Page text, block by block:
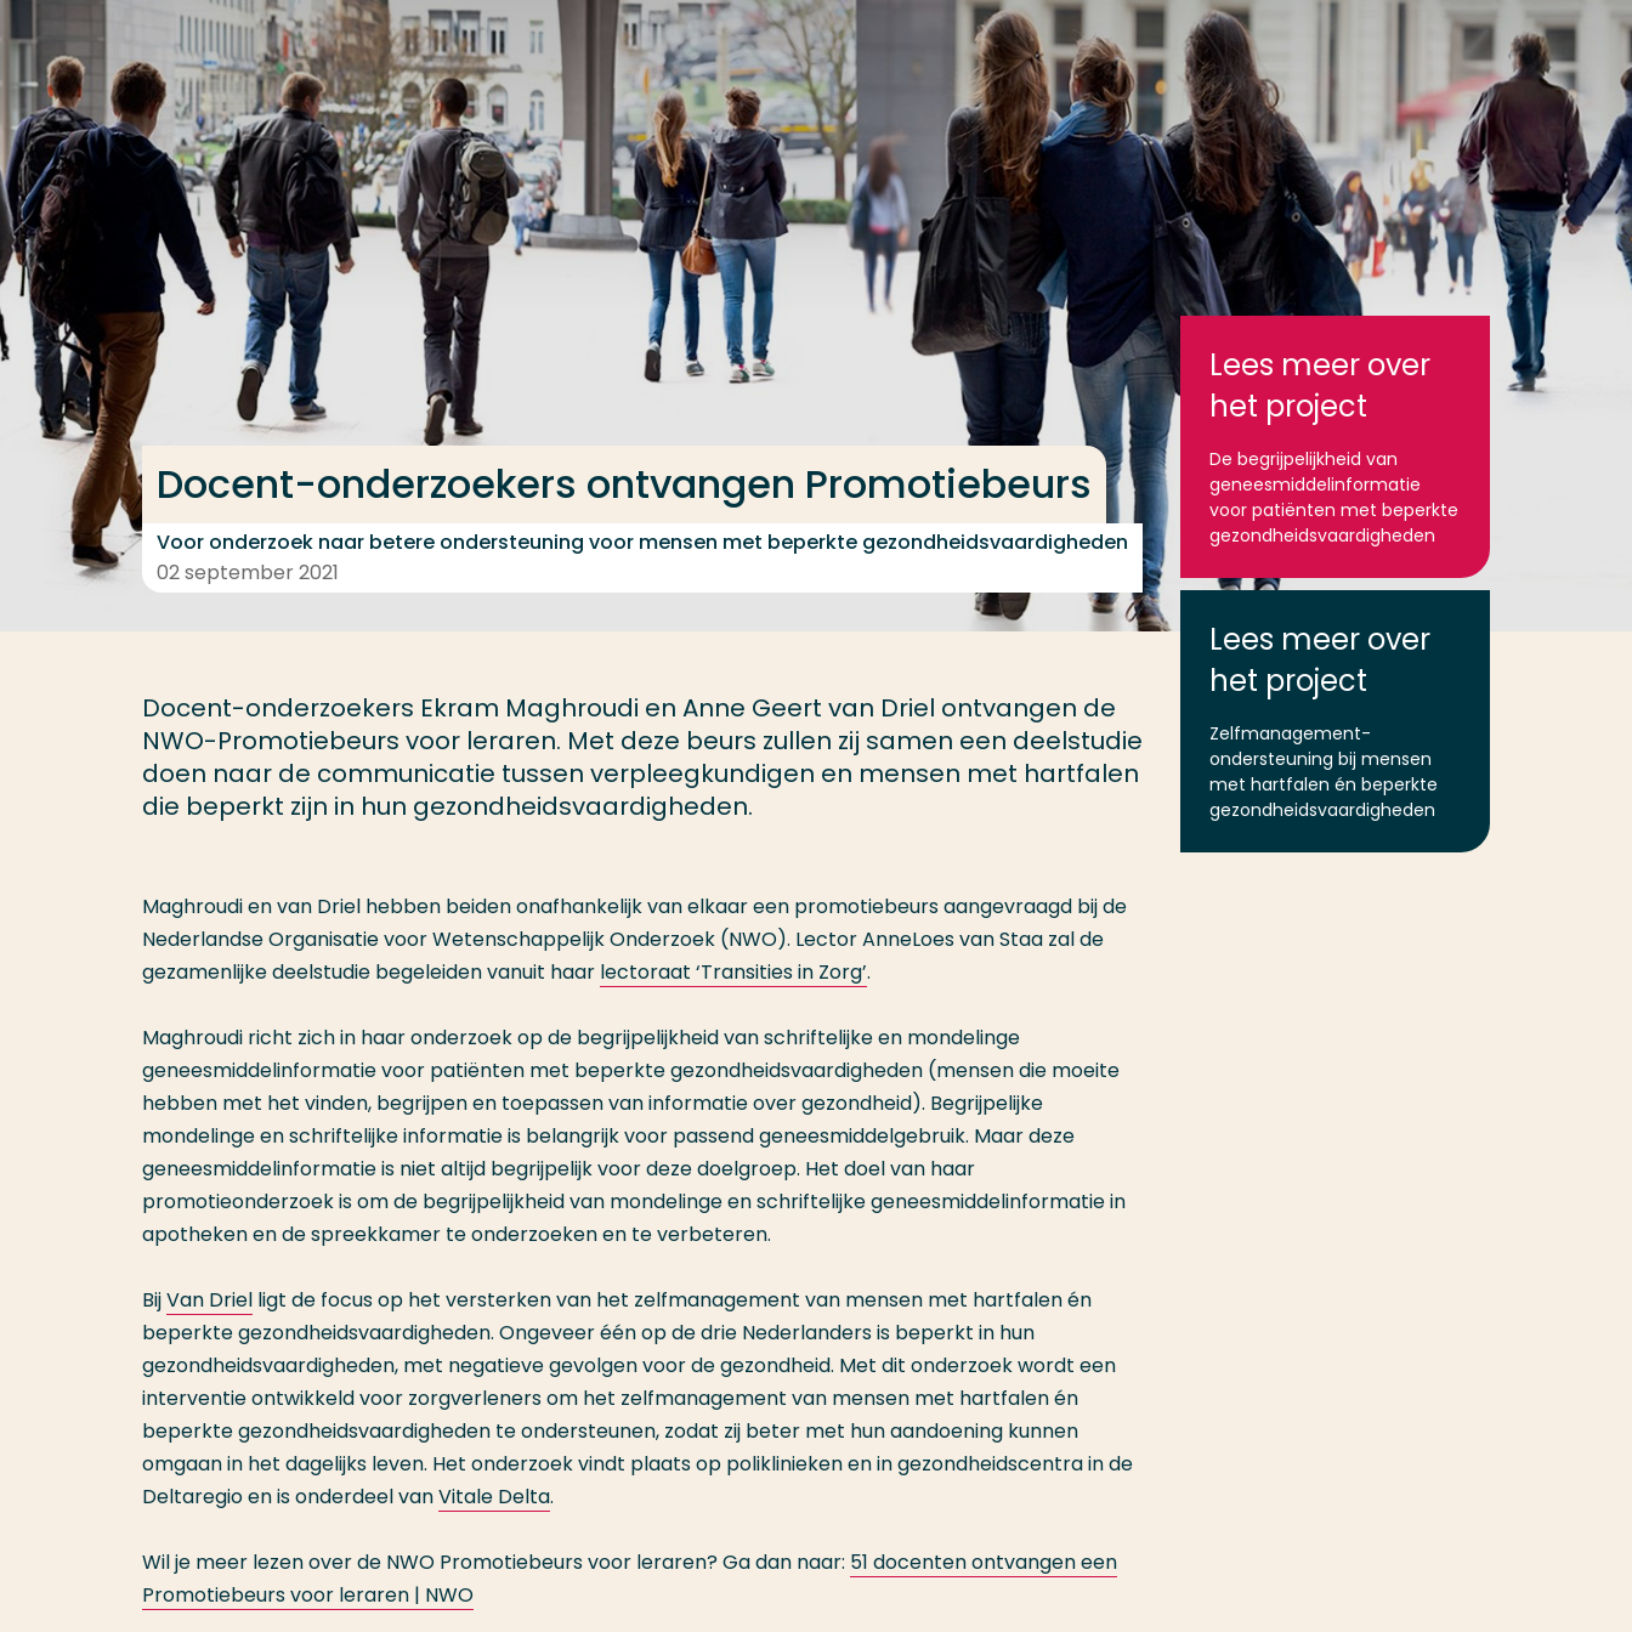
Ga direct naar de content
Docent-onderzoekers ontvangen Promotiebeurs
Voor onderzoek naar betere ondersteuning voor mensen met beperkte gezondheidsvaardigheden
02 september 2021
Docent-onderzoekers Ekram Maghroudi en Anne Geert van Driel ontvangen de
NWO-Promotiebeurs voor leraren. Met deze beurs zullen zij samen een deelstudie
doen naar de communicatie tussen verpleegkundigen en mensen met hartfalen
die beperkt zijn in hun gezondheidsvaardigheden.
Lees meer over
het project
De begrijpelijkheid van
geneesmiddelinformatie
voor patiënten met beperkte
gezondheidsvaardigheden
Lees meer over
het project
Zelfmanagement-
ondersteuning bij mensen
met hartfalen én beperkte
gezondheidsvaardigheden
Maghroudi en van Driel hebben beiden onafhankelijk van elkaar een promotiebeurs aangevraagd bij de
Nederlandse Organisatie voor Wetenschappelijk Onderzoek (NWO). Lector AnneLoes van Staa zal de
gezamenlijke deelstudie begeleiden vanuit haar lectoraat ‘Transities in Zorg’.
Maghroudi richt zich in haar onderzoek op de begrijpelijkheid van schriftelijke en mondelinge
geneesmiddelinformatie voor patiënten met beperkte gezondheidsvaardigheden (mensen die moeite
hebben met het vinden, begrijpen en toepassen van informatie over gezondheid). Begrijpelijke
mondelinge en schriftelijke informatie is belangrijk voor passend geneesmiddelgebruik. Maar deze
geneesmiddelinformatie is niet altijd begrijpelijk voor deze doelgroep. Het doel van haar
promotieonderzoek is om de begrijpelijkheid van mondelinge en schriftelijke geneesmiddelinformatie in
apotheken en de spreekkamer te onderzoeken en te verbeteren.
BijVan Driel ligt de focus op het versterken van het zelfmanagement van mensen met hartfalen én
beperkte gezondheidsvaardigheden. Ongeveer één op de drie Nederlanders is beperkt in hun
gezondheidsvaardigheden, met negatieve gevolgen voor de gezondheid. Met dit onderzoek wordt een
interventie ontwikkeld voor zorgverleners om het zelfmanagement van mensen met hartfalen én
beperkte gezondheidsvaardigheden te ondersteunen, zodat zij beter met hun aandoening kunnen
omgaan in het dagelijks leven. Het onderzoek vindt plaats op poliklinieken en in gezondheidscentra in de
Deltaregio en is onderdeel vanVitale Delta.
Wil je meer lezen over de NWO Promotiebeurs voor leraren? Ga dan naar: 51 docenten ontvangen een
Promotiebeurs voor leraren | NWO
Veel gezocht
Opleiding
Contact